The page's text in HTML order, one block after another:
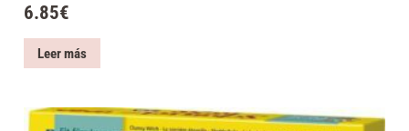
6.85€
Leer más